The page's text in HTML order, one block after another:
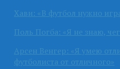
Хави: «В футбол нужно
Поль Погба: «Я не знаю,
Арсен Венгер: «Я умею
футболиста от отличного»